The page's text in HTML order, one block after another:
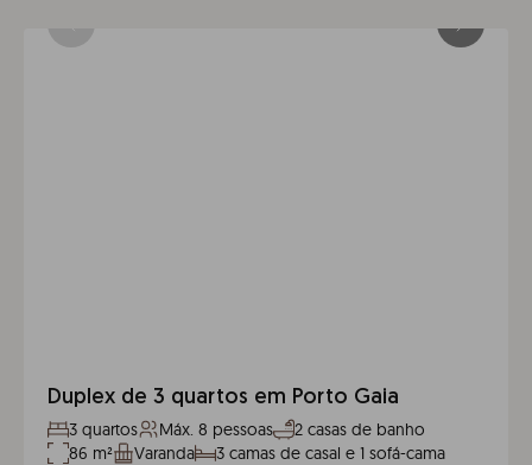
Duplex de 3 quartos em Porto Gaia
3 quartos Máx. 8 pessoas
2 casas de banho
86 m²
Varanda
3 camas de casal e 1 sofá-cama